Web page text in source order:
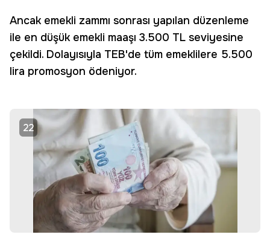
Ancak emekli zammı sonrası yapılan düzenleme
ile en düşük emekli maaşı 3.500 TL seviyesine
çekildi. Dolayısıyla TEB'de tüm emeklilere 5.500
lira promosyon ödeniyor.
22